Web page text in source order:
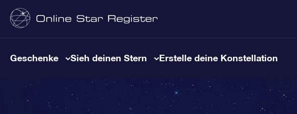
Geschenke Sieh deinen Stern Erstelle deine Konstellation